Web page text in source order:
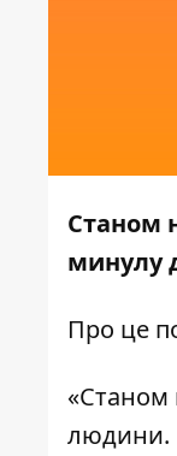
Станом
минулу
Про це
«Станом
людини.